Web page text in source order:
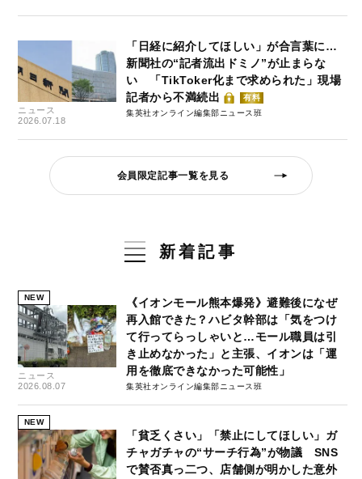
ニュース
2026.07.18
「日経に紹介してほしい」が合言葉に…
新聞社の“記者流出ドミノ”が止まらな
い 「TikToker化まで求められた」現場
記者から不満続出
有料
集英社オンライン編集部ニュース班
会員限定記事一覧を見る
新着記事
NEW
ニュース
2026.08.07
《イオンモール熊本爆発》避難後になぜ
再入館できた？ハビタ幹部は「気をつけ
て行ってらっしゃいと…モール職員は引
き止めなかった」と主張、イオンは「運
用を徹底できなかった可能性」
集英社オンライン編集部ニュース班
NEW
「貧乏くさい」「禁止にしてほしい」ガ
チャガチャの“サーチ行為”が物議 SNS
で賛否真っ二つ、店舗側が明かした意外